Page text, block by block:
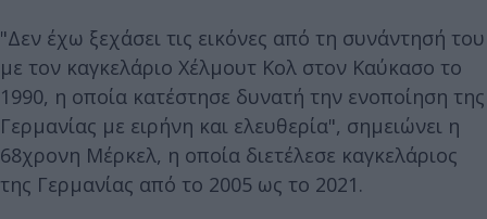
"Δεν έχω ξεχάσει τις εικόνες από τη συνάντησή του
με τον καγκελάριο Χέλμουτ Κολ στον Καύκασο το
1990, η οποία κατέστησε δυνατή την ενοποίηση της
Γερμανίας με ειρήνη και ελευθερία", σημειώνει η
68χρονη Μέρκελ, η οποία διετέλεσε καγκελάριος
της Γερμανίας από το 2005 ως το 2021.